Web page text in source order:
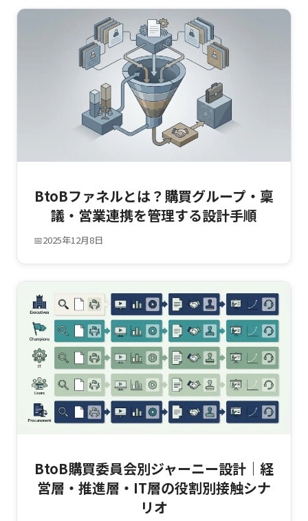
BtoBファネルとは？購買グループ・稟
議・営業連携を管理する設計手順
📅2025年12月8日
BtoB購買委員会別ジャーニー設計｜経
営層・推進層・IT層の役割別接触シナ
リオ